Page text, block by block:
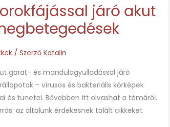
járó akut
/ SzerzőKatalin
garat- és mandulagyulladással járó
– vírusos és bakteriális kórképek
és tünetei. Bővebben itt olvashat a témáról.
az általunk érdekesnek talált cikkeket